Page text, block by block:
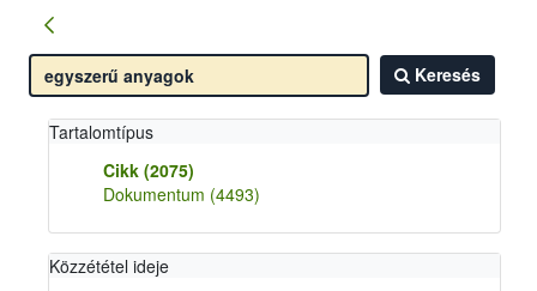
Keresés
Tartalomtípus
Cikk (2075)
Dokumentum (4493)
Közzététel ideje